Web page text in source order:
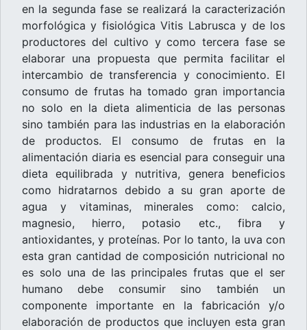
en la segunda fase se realizará la caracterización
morfológica y fisiológica Vitis Labrusca y de los
productores del cultivo y como tercera fase se
elaborar una propuesta que permita facilitar el
intercambio de transferencia y conocimiento. El
consumo de frutas ha tomado gran importancia
no solo en la dieta alimenticia de las personas
sino también para las industrias en la elaboración
de productos. El consumo de frutas en la
alimentación diaria es esencial para conseguir una
dieta equilibrada y nutritiva, genera beneficios
como hidratarnos debido a su gran aporte de
agua y vitaminas, minerales como: calcio,
magnesio, hierro, potasio etc., fibra y
antioxidantes, y proteínas. Por lo tanto, la uva con
esta gran cantidad de composición nutricional no
es solo una de las principales frutas que el ser
humano debe consumir sino también un
componente importante en la fabricación y/o
elaboración de productos que incluyen esta gran